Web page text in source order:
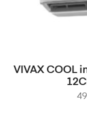
VIVAX COOL